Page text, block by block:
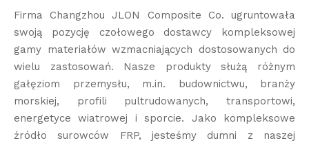
Firma Changzhou JLON Composite Co. ugruntowała
swoją pozycję czołowego dostawcy kompleksowej
gamy materiałów wzmacniających dostosowanych do
wielu zastosowań. Nasze produkty służą różnym
gałęziom przemysłu, m.in. budownictwu, branży
morskiej, profili pultrudowanych, transportowi,
energetyce wiatrowej i sporcie. Jako kompleksowe
źródło surowców FRP, jesteśmy dumni z naszej